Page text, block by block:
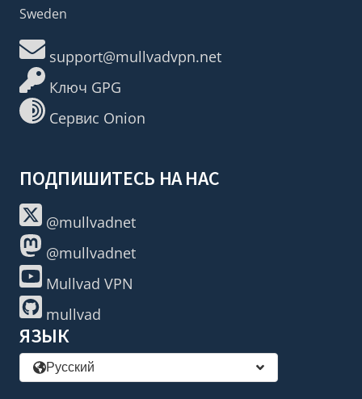
Sweden
support@mullvadvpn.net
Ключ GPG
Сервис Onion
ПОДПИШИТЕСЬ НА НАС
@mullvadnet
@mullvadnet
Mullvad VPN
mullvad
ЯЗЫК
Русский